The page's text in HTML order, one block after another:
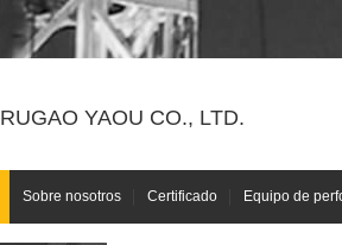
RUGAO YAOU CO., LTD.
Sobre nosotros Certificado Equipo de